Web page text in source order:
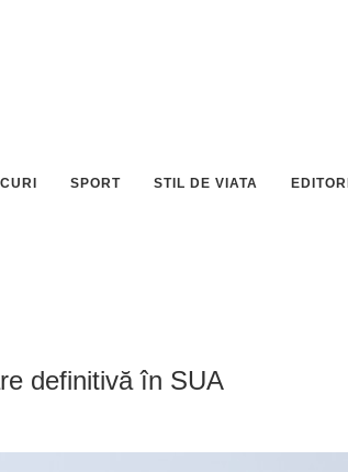
SPORT STIL DE VIATA
definitivă în SUA